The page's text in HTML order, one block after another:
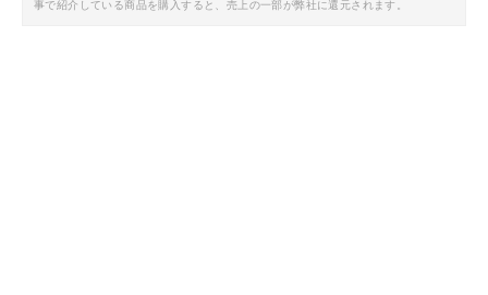
事で紹介している商品を購入すると、売上の一部が弊社に還元されます。